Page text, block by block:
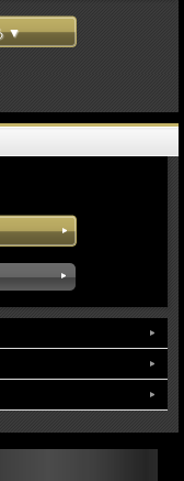
ぜひデビューしてみてはい
の責任を負いかねますので
面粘着シート リング部：亜
．５ｍｍ
iPhone本体背面が特殊なガ
▼